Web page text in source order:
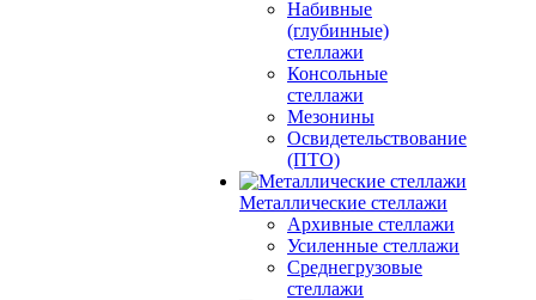
Набивные
(глубинные)
стеллажи
Консольные
стеллажи
Мезонины
Освидетельствование
(ПТО)
Металлические стеллажи
Архивные стеллажи
Усиленные стеллажи
Среднегрузовые
стеллажи